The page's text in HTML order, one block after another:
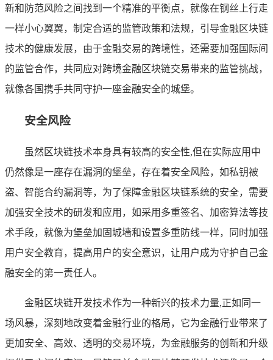
新和防范风险之间找到一个精准的平衡点，就像在钢丝上行走
一样小心翼翼，制定合适的监管政策和法规，引导金融区块链
技术的健康发展，由于金融交易的跨境性，还需要加强国际间
的监管合作，共同应对跨境金融区块链交易带来的监管挑战，
就像各国携手共同守护一座金融安全的城堡。
安全风险
虽然区块链技术本身具有较高的安全性,但在实际应用中
仍然像是一座存在漏洞的堡垒，存在着安全风险，如私钥被
盗、智能合约漏洞等，为了保障金融区块链系统的安全，需要
加强安全技术的研发和应用，如采用多重签名、加密算法等技
术手段，就像为堡垒加固城墙和设置多重防线一样，同时加强
用户安全教育，提高用户的安全意识，让用户成为守护自己金
融安全的第一责任人。
金融区块链开发技术作为一种新兴的技术力量,正如同一
场风暴，深刻地改变着金融行业的格局，它为金融行业带来了
更加安全、高效、透明的交易环境，为金融服务的创新和升级